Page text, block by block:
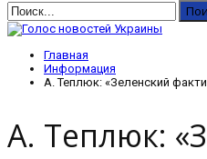
Главная
Информация
А. Теплюк: «Зеленский
А. Теплюк: